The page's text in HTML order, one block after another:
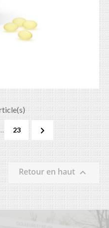
23 
Retour en haut 